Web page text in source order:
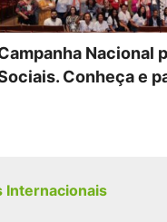
Nacional
Conheça e
Internacionais